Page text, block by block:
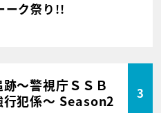
ーク祭り!!
跡～警視庁ＳＳＢ
行犯係～ Season2
3